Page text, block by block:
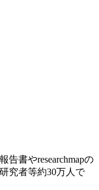
書やresearchmapの
究者等約30万人で